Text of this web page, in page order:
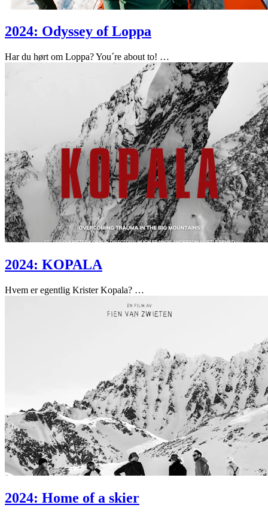
2024: Odyssey of Loppa
Har du hørt om Loppa? You´re about to! …
2024: KOPALA
Hvem er egentlig Krister Kopala? …
2024: Home of a skier